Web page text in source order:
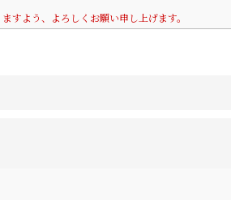
すよう、よろしくお願い申し上げます。